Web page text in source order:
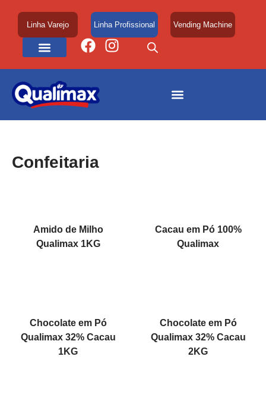
Linha Varejo Linha Profissional Vending Machine
Confeitaria
Amido de Milho
Qualimax 1KG
Cacau em Pó 100%
Qualimax
Chocolate em Pó
Qualimax 32% Cacau
1KG
Chocolate em Pó
Qualimax 32% Cacau
2KG